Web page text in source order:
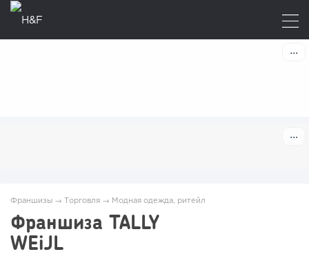
Франшизы → Торговля → Модная одежда, ритейл
Франшиза TALLY
WEiJL